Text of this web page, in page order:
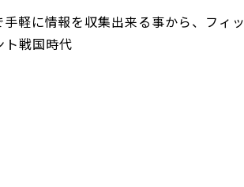
軽に情報を収集出来る事から、フィッ
ト戦国時代